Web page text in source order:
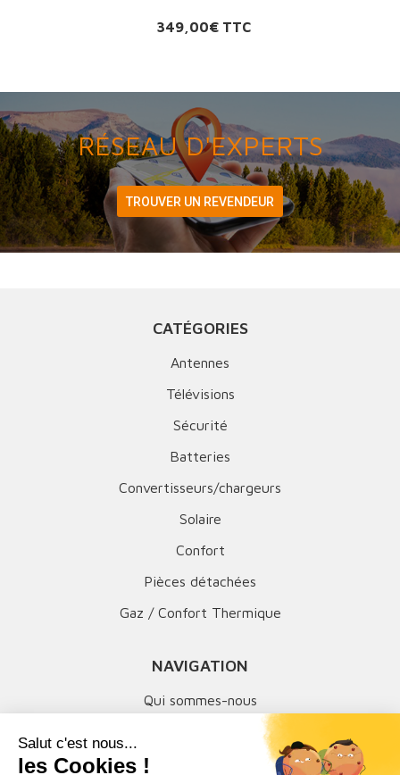
Prix
349,00€ TTC
RÉSEAU D'EXPERTS
TROUVER UN REVENDEUR
CATÉGORIES
Antennes
Télévisions
Sécurité
Batteries
Convertisseurs/chargeurs
Solaire
Confort
Pièces détachées
Gaz / Confort Thermique
NAVIGATION
Qui sommes-nous